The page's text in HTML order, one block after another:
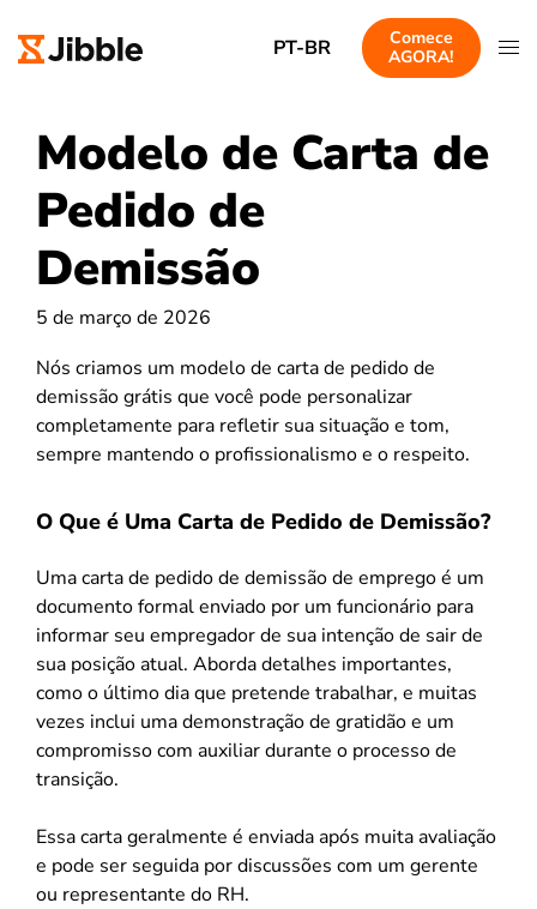
PT-BR
Comece
AGORA!
Modelo de Carta de
Pedido de
Demissão
5 de março de 2026
Nós criamos um modelo de carta de pedido de
demissão grátis que você pode personalizar
completamente para refletir sua situação e tom,
sempre mantendo o profissionalismo e o respeito.
O Que é Uma Carta de Pedido de Demissão?
Uma carta de pedido de demissão de emprego é um
documento formal enviado por um funcionário para
informar seu empregador de sua intenção de sair de
sua posição atual. Aborda detalhes importantes,
como o último dia que pretende trabalhar, e muitas
vezes inclui uma demonstração de gratidão e um
compromisso com auxiliar durante o processo de
transição.
Essa carta geralmente é enviada após muita avaliação
e pode ser seguida por discussões com um gerente
ou representante do RH.